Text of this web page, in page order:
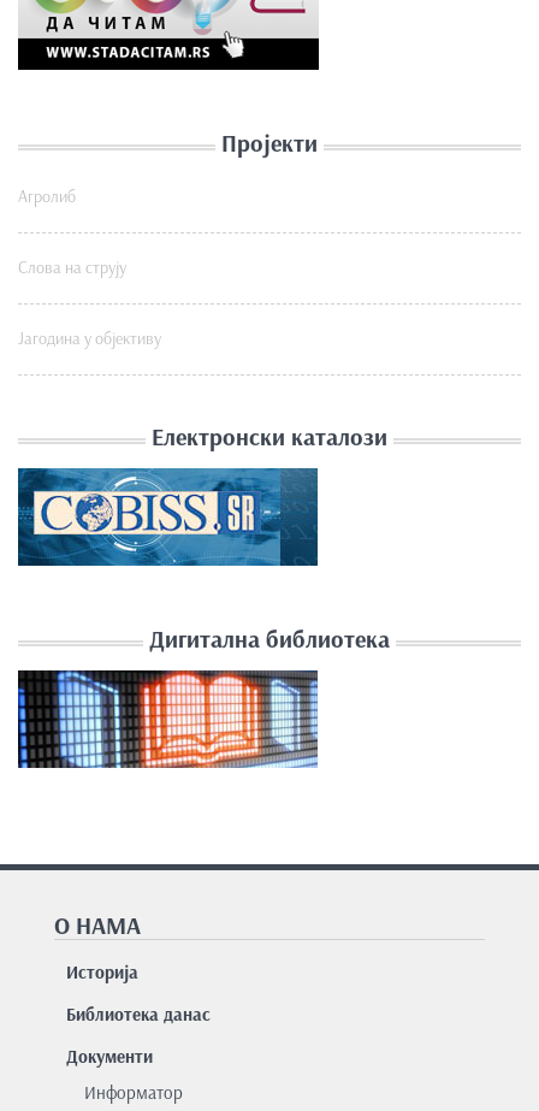
Пројекти
Агролиб
Слова на струју
Јагодина у објективу
Електронски каталози
Дигитална библиотека
О НАМА
Историја
Библиотека данас
Документи
Информатор